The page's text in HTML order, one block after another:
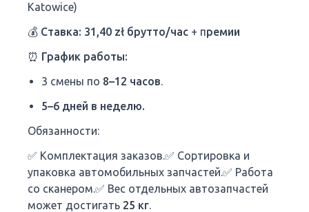
Katowice)
💰 Ставка: 31,40 zł брутто/час + премии
⏰ График работы:
3 смены по 8–12 часов.
5–6 дней в неделю.
Обязанности:
✅ Комплектация заказов.✅ Сортировка и
упаковка автомобильных запчастей.✅ Работа
со сканером.✅ Вес отдельных автозапчастей
может достигать 25 кг.